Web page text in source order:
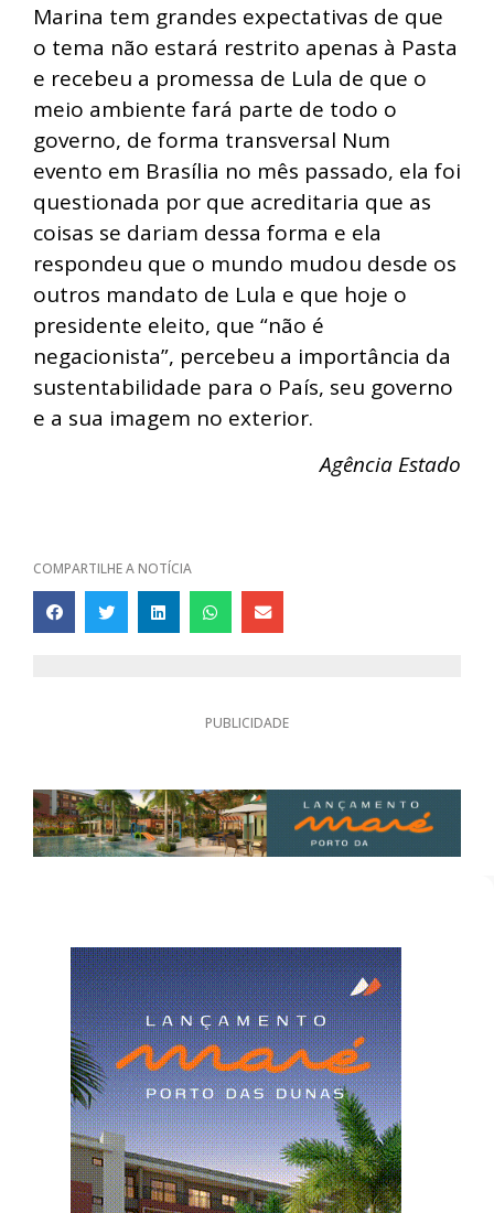
Marina tem grandes expectativas de que
o tema não estará restrito apenas à Pasta
e recebeu a promessa de Lula de que o
meio ambiente fará parte de todo o
governo, de forma transversal Num
evento em Brasília no mês passado, ela foi
questionada por que acreditaria que as
coisas se dariam dessa forma e ela
respondeu que o mundo mudou desde os
outros mandato de Lula e que hoje o
presidente eleito, que “não é
negacionista”, percebeu a importância da
sustentabilidade para o País, seu governo
e a sua imagem no exterior.
Agência Estado
COMPARTILHE A NOTÍCIA
PUBLICIDADE